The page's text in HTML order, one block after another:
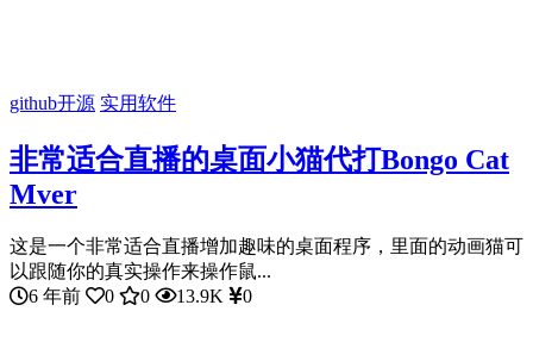
github开源 实用软件
非常适合直播的桌面小猫代打Bongo Cat
Mver
这是一个非常适合直播增加趣味的桌面程序，里面的动画猫可
以跟随你的真实操作来操作鼠...
6 年前
0 0 13.9K 0